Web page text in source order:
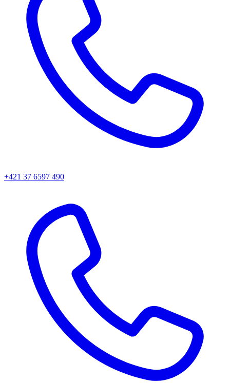
+421 37 6597 490